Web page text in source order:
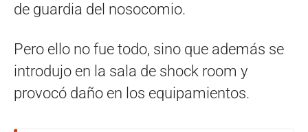
de guardia del nosocomio.
Pero ello no fue todo, sino que además se
introdujo en la sala de shock room y
provocó daño en los equipamientos.